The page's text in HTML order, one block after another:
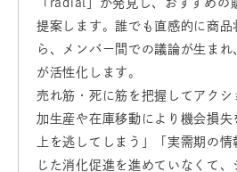
「radial」が発見し、おすすめの
提案します。誰でも直感的に商
ら、メンバー間での議論が生ま
が活性化します。
売れ筋・死に筋を把握してアクシ
加生産や在庫移動により機会損失
上を逃してしまう」「実需期の
じた消化促進を進めていなくて